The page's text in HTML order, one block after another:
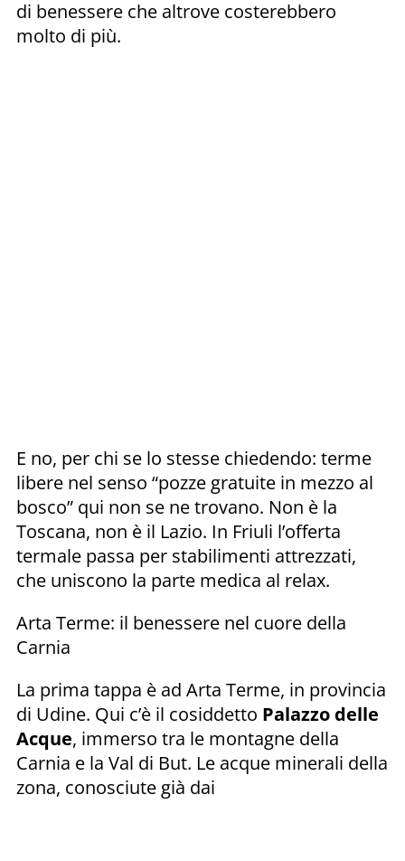
di benessere che altrove costerebbero
molto di più.
E no, per chi se lo stesse chiedendo: terme
libere nel senso “pozze gratuite in mezzo al
bosco” qui non se ne trovano. Non è la
Toscana, non è il Lazio. In Friuli l’offerta
termale passa per stabilimenti attrezzati,
che uniscono la parte medica al relax.
Arta Terme: il benessere nel cuore della
Carnia
La prima tappa è ad Arta Terme, in provincia
di Udine. Qui c’è il cosiddetto Palazzo delle
Acque, immerso tra le montagne della
Carnia e la Val di But. Le acque minerali della
zona, conosciute già dai